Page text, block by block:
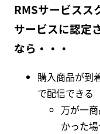
RMSサービス
サービスに認定
なら・・・
購入商品が到
で配信できる
万が一
かった